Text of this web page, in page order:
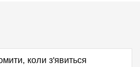
коли з'явиться